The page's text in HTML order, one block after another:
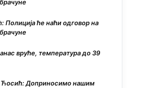
Полиција ће наћи одговор на
вруће, температура до 39
Ћосић: Доприносимо нашим